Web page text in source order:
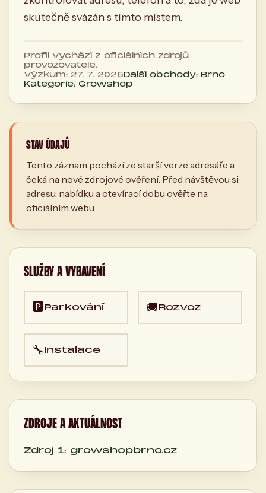
skutečně svázán s tímto místem.
Profil vychází z oficiálních zdrojů
provozovatele.
Výzkum: 27. 7. 2026Další obchody: Brno
Kategorie: Growshop
STAV ÚDAJŮ
Tento záznam pochází ze starší verze adresáře a
čeká na nové zdrojové ověření. Před návštěvou si
adresu, nabídku a otevírací dobu ověřte na
oficiálním webu.
SLUŽBY A VYBAVENÍ
🅿️Parkování 🚚Rozvoz
🔧Instalace
ZDROJE A AKTUÁLNOST
Zdroj 1: growshopbrno.cz